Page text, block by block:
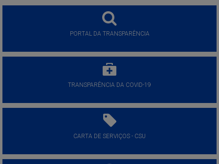
PORTAL DA TRANSPARÊNCIA
TRANSPARÊNCIA DA COVID-19
CARTA DE SERVIÇOS - CSU